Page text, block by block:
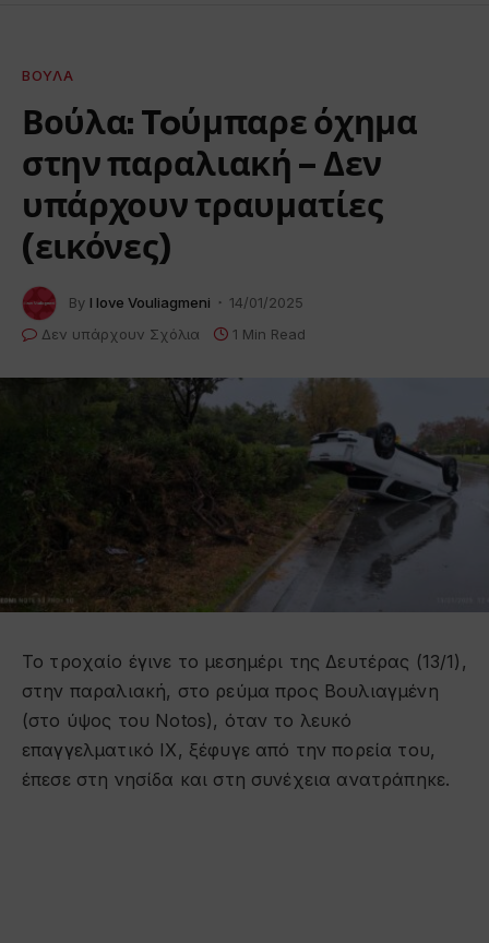
ΒΟΎΛΑ
Βούλα: Toύμπαρε όχημα
στην παραλιακή – Δεν
υπάρχουν τραυματίες
(εικόνες)
By I love Vouliagmeni
14/01/2025
Δεν υπάρχουν Σχόλια
1 Min Read
To τροχαίο έγινε το μεσημέρι της Δευτέρας (13/1),
στην παραλιακή, στο ρεύμα προς Βουλιαγμένη
(στο ύψος του Notos), όταν το λευκό
επαγγελματικό ΙΧ, ξέφυγε από την πορεία του,
έπεσε στη νησίδα και στη συνέχεια ανατράπηκε.